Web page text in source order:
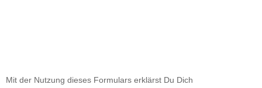
Mit der Nutzung dieses Formulars erklärst Du Dich